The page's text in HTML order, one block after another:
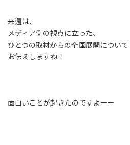
来週は、
メディア側の視点に立った、
ひとつの取材からの全国展開について
お伝えしますね！
面白いことが起きたのですよーー